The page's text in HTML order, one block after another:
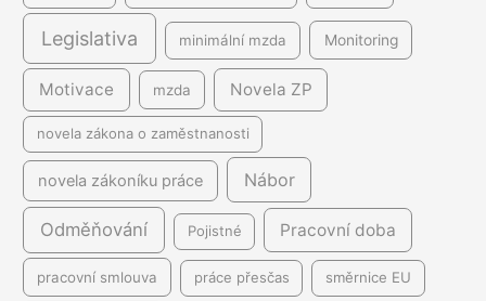
Legislativa minimální mzda Monitoring
Motivace mzda Novela ZP
novela zákona o zaměstnanosti
novela zákoníku práce Nábor
Odměňování Pojistné Pracovní doba
pracovní smlouva práce přesčas směrnice EU